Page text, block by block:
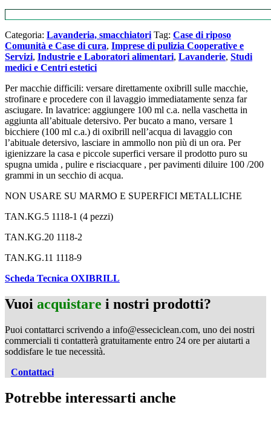
Categoria: Lavanderia, smacchiatori Tag: Case di riposo
Comunità e Case di cura, Imprese di pulizia Cooperative e
Servizi, Industrie e Laboratori alimentari, Lavanderie, Studi
medici e Centri estetici
Per macchie difficili: versare direttamente oxibrill sulle macchie,
strofinare e procedere con il lavaggio immediatamente senza far
asciugare. In lavatrice: aggiungere 100 ml c.a. nella vaschetta in
aggiunta all’abituale detersivo. Per bucato a mano, versare 1
bicchiere (100 ml c.a.) di oxibrill nell’acqua di lavaggio con
l’abituale detersivo, lasciare in ammollo non più di un ora. Per
igienizzare la casa e piccole superfici versare il prodotto puro su
spugna umida , pulire e risciacquare , per pavimenti diluire 100 /200
grammi in un secchio di acqua.
NON USARE SU MARMO E SUPERFICI METALLICHE
TAN.KG.5 1118-1 (4 pezzi)
TAN.KG.20 1118-2
TAN.KG.11 1118-9
Scheda Tecnica OXIBRILL
Vuoi acquistare i nostri prodotti?
Puoi contattarci scrivendo a info@esseciclean.com, uno dei nostri
commerciali ti contatterà gratuitamente entro 24 ore per aiutarti a
soddisfare le tue necessità.
Contattaci
Potrebbe interessarti anche